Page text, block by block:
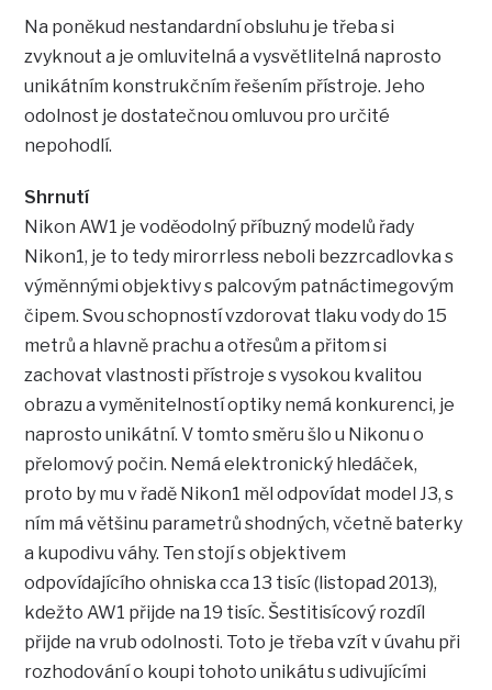
Na poněkud nestandardní obsluhu je třeba si
zvyknout a je omluvitelná a vysvětlitelná naprosto
unikátním konstrukčním řešením přístroje. Jeho
odolnost je dostatečnou omluvou pro určité
nepohodlí.
Shrnutí
Nikon AW1 je voděodolný příbuzný modelů řady
Nikon1, je to tedy mirorrless neboli bezzrcadlovka s
výměnnými objektivy s palcovým patnáctimegovým
čipem. Svou schopností vzdorovat tlaku vody do 15
metrů a hlavně prachu a otřesům a přitom si
zachovat vlastnosti přístroje s vysokou kvalitou
obrazu a vyměnitelností optiky nemá konkurenci, je
naprosto unikátní. V tomto směru šlo u Nikonu o
přelomový počin. Nemá elektronický hledáček,
proto by mu v řadě Nikon1 měl odpovídat model J3, s
ním má většinu parametrů shodných, včetně baterky
a kupodivu váhy. Ten stojí s objektivem
odpovídajícího ohniska cca 13 tisíc (listopad 2013),
kdežto AW1 přijde na 19 tisíc. Šestitisícový rozdíl
přijde na vrub odolnosti. Toto je třeba vzít v úvahu při
rozhodování o koupi tohoto unikátu s udivujícími